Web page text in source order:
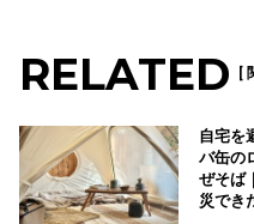
RELATED [
自宅を
バ缶の
ぜそば
災でき